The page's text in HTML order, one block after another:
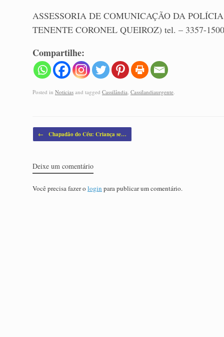
ASSESSORIA DE COMUNICAÇÃO DA
TENENTE CORONEL QUEIROZ) tel. – 3357-1500
Compartilhe:
Posted in Noticias and tagged Cassilândia Cassilandiaurgente
Post navigation
← Chapadão do Céu: Criança se…
Deixe um comentário
Você precisa fazer o login para publicar um comentário.